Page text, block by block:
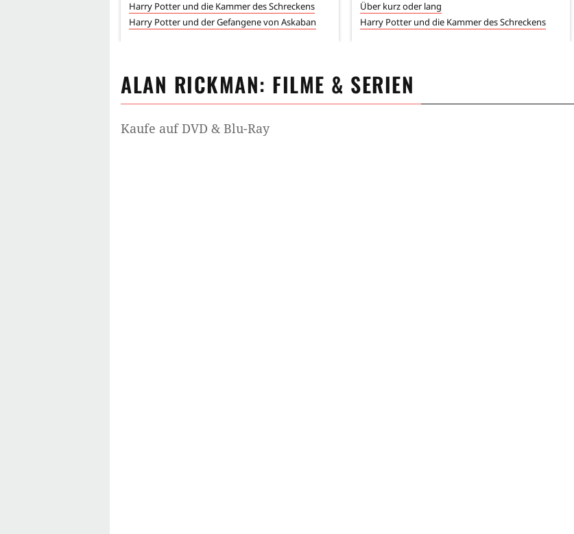
Harry Potter und die Kammer des Schreckens
Harry Potter und der Gefangene von Askaban
Über kurz oder lang
Harry Potter und die Kammer des Schreckens
ALAN RICKMAN: FILME & SERIEN
Kaufe auf DVD & Blu-Ray